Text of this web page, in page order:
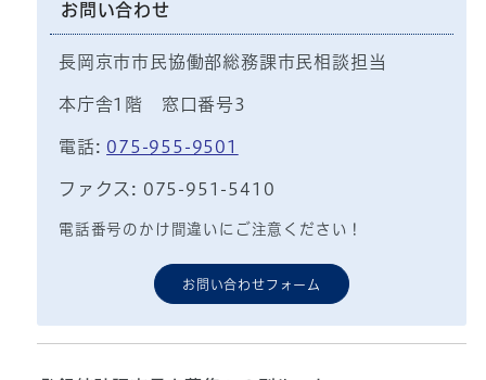
お問い合わせ
長岡京市市民協働部総務課市民相談担当
本庁舎1階 窓口番号3
電話: 075-955-9501
ファクス: 075-951-5410
電話番号のかけ間違いにご注意ください！
お問い合わせフォーム